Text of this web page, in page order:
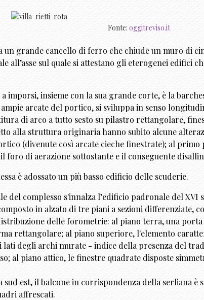
Fonte:oggitreviso.it
un grande cancello di ferro che chiude un muro di
all’asse sul quale si attestano gli eterogenei edifici
imporsi, insieme con la sua grande corte, è la
arcate del portico, si sviluppa in senso
di arco a tutto sesto su pilastro rettangolare,
alla struttura originaria hanno subito alcune
(divenute così arcate cieche finestrate); al
foro di aerazione sottostante e il conseguente
è adossato un più basso edificio delle scuderie.
del complesso s'innalza l’edificio padronale del
in alzato di tre piani a sezioni differenziate,
delle forometrie: al piano terra, una
rettangolare; al piano superiore, l'elemento
degli archi murate - indice della presenza del
al piano attico, le finestre quadrate disposte
sud est, il balcone in corrispondenza della serliana è
affrescati.